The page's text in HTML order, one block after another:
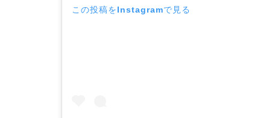
この投稿をInstagramで見る